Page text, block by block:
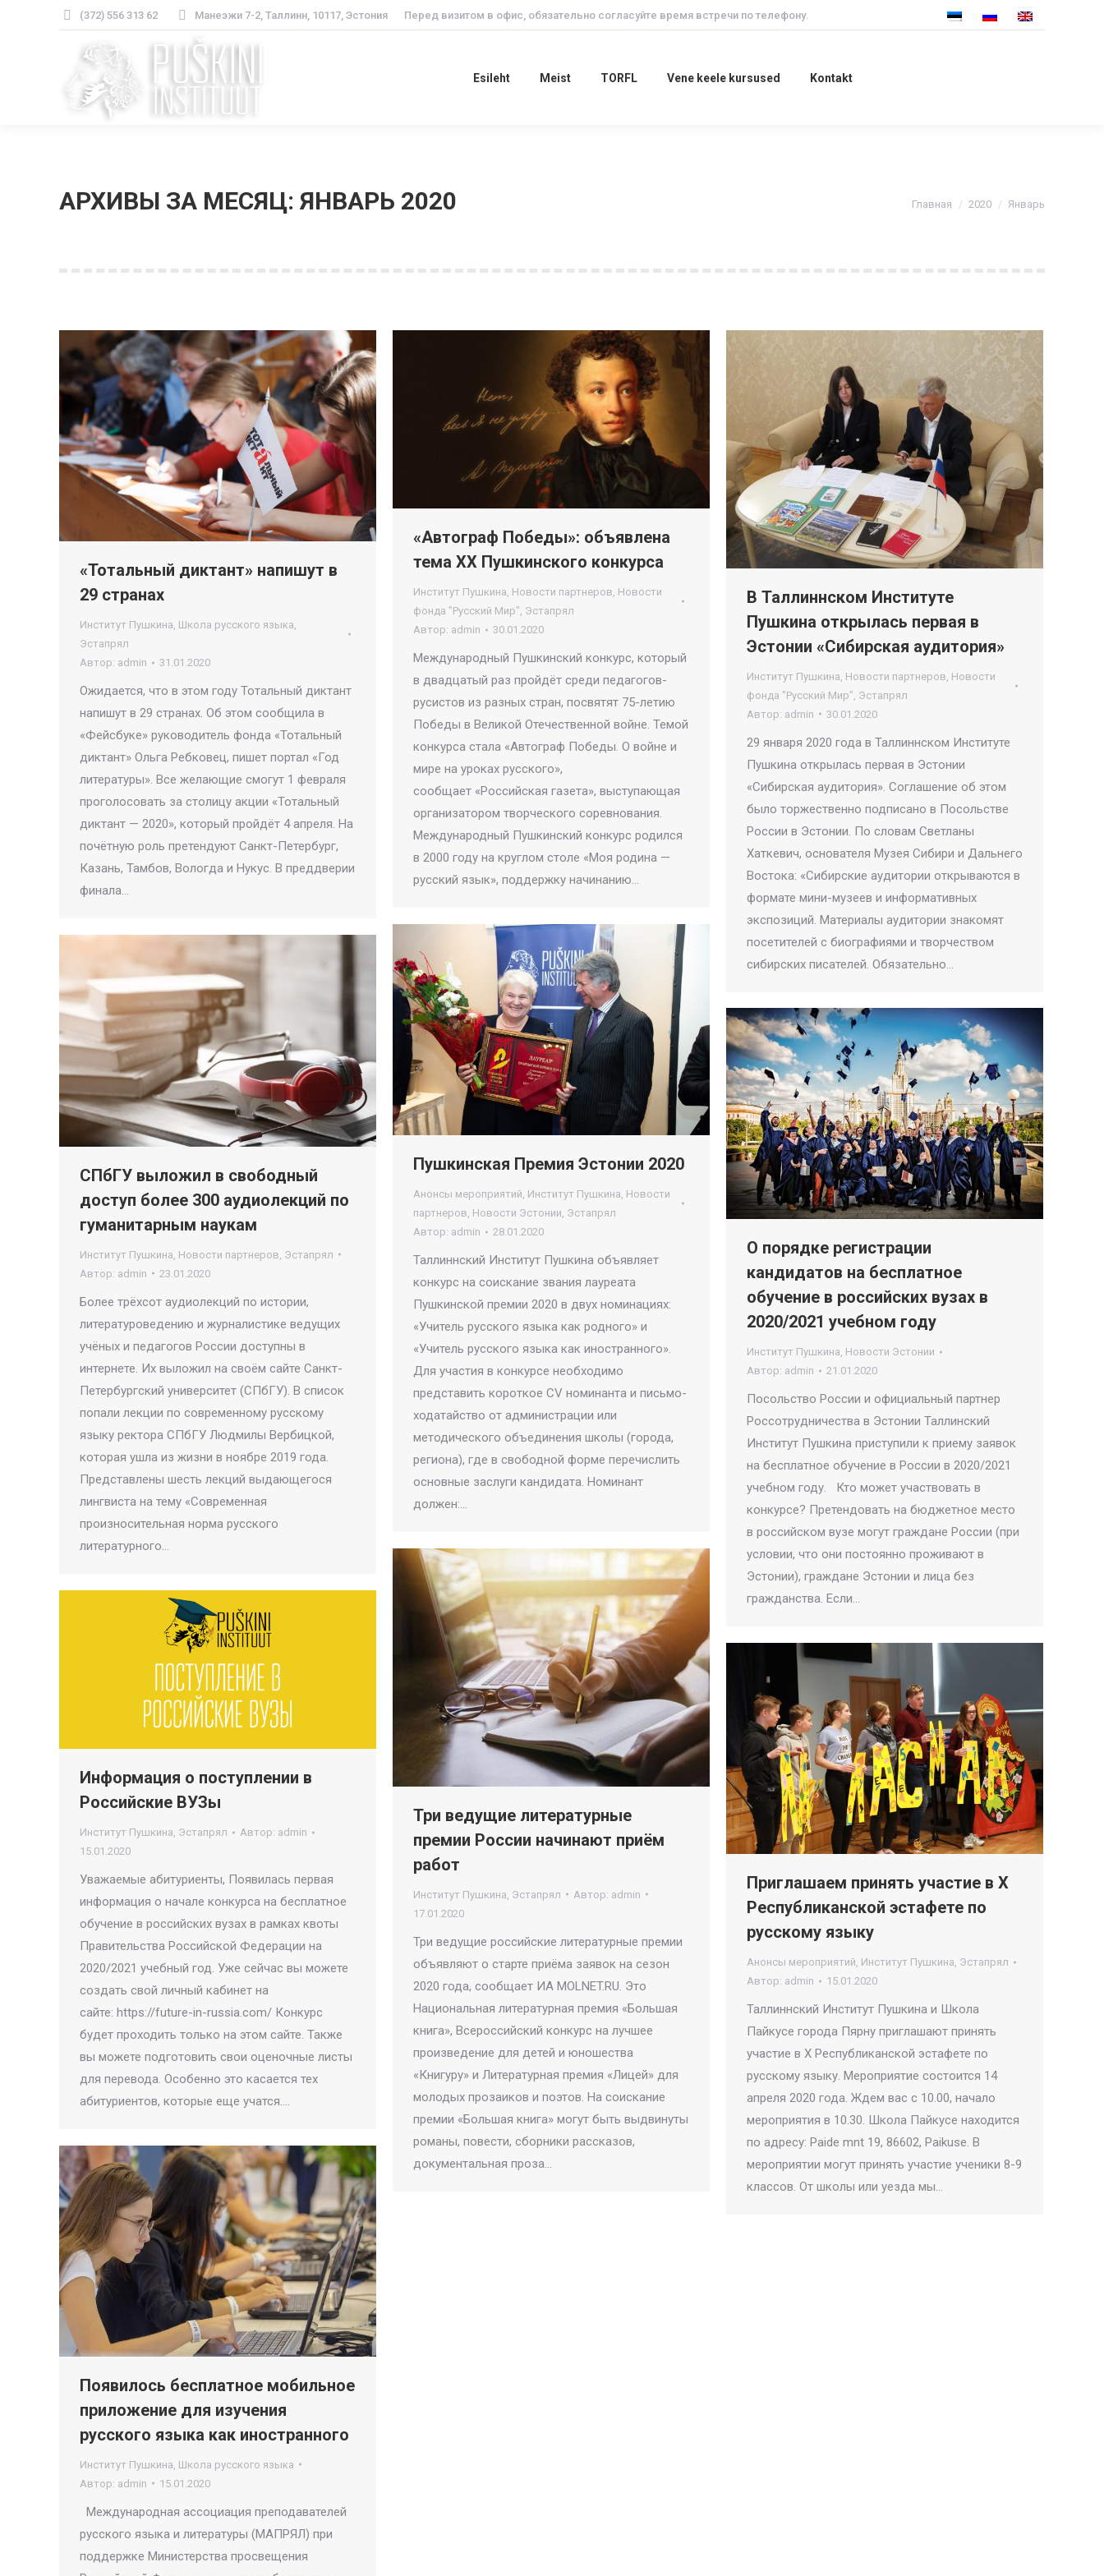
(372) 556 313 62 Манеэжи 7-2, Таллинн, 10117, Эстония Перед визитом в офис, обязательно согласуйте время встречи по телефону.
Esileht Meist TORFL Vene keele kursused Kontakt
АРХИВЫ ЗА МЕСЯЦ: ЯНВАРЬ 2020 Вы здесь:
Главная 2020 Январь
«Тотальный диктант» напишут в
29 странах
Институт Пушкина, Школа русского языка,
Эстапрял
Автор: admin 31.01.2020
Ожидается, что в этом году Тотальный диктант
напишут в 29 странах. Об этом сообщила в
«Фейсбуке» руководитель фонда «Тотальный
диктант» Ольга Ребковец, пишет портал «Год
литературы». Все желающие смогут 1 февраля
проголосовать за столицу акции «Тотальный
диктант — 2020», который пройдёт 4 апреля. На
почётную роль претендуют Санкт-Петербург,
Казань, Тамбов, Вологда и Нукус. В преддверии
финала…
«Автограф Победы»: объявлена
тема ХХ Пушкинского конкурса
Институт Пушкина, Новости партнеров, Новости
фонда "Русский Мир", Эстапрял
Автор: admin 30.01.2020
Международный Пушкинский конкурс, который
в двадцатый раз пройдёт среди педагогов-
русистов из разных стран, посвятят 75-летию
Победы в Великой Отечественной войне. Темой
конкурса стала «Автограф Победы. О войне и
мире на уроках русского»,
сообщает «Российская газета», выступающая
организатором творческого соревнования.
Международный Пушкинский конкурс родился
в 2000 году на круглом столе «Моя родина —
русский язык», поддержку начинанию…
В Таллиннском Институте
Пушкина открылась первая в
Эстонии «Сибирская аудитория»
Институт Пушкина Новости партнеров Новости
фонда "Русский Мир" Эстапрял
Автор: admin 30.01.2020
29 января 2020 года в Таллиннском Институте
Пушкина открылась первая в Эстонии
«Сибирская аудитория». Соглашение об этом
было торжественно подписано в Посольстве
России в Эстонии. По словам Светланы
Хаткевич, основателя Музея Сибири и Дальнего
Востока: «Сибирские аудитории открываются в
формате мини-музеев и информативных
экспозиций. Материалы аудитории знакомят
посетителей с биографиями и творчеством
сибирских писателей. Обязательно…
Пушкинская Премия Эстонии 2020
Анонсы мероприятий, Институт Пушкина, Новости
партнеров, Новости Эстонии, Эстапрял
Автор: admin 28.01.2020
Таллиннский Институт Пушкина объявляет
конкурс на соискание звания лауреата
Пушкинской премии 2020 в двух номинациях:
«Учитель русского языка как родного» и
«Учитель русского языка как иностранного».
Для участия в конкурсе необходимо
представить короткое CV номинанта и письмо-
ходатайство от администрации или
методического объединения школы (города,
региона), где в свободной форме перечислить
основные заслуги кандидата. Номинант
должен:…
СПбГУ выложил в свободный
доступ более 300 аудиолекций по
гуманитарным наукам
Институт Пушкина Новости партнеров Эстапрял
Автор: admin 23.01.2020
Более трёхсот аудиолекций по истории,
литературоведению и журналистике ведущих
учёных и педагогов России доступны в
интернете. Их выложил на своём сайте Санкт-
Петербургский университет (СПбГУ). В список
попали лекции по современному русскому
языку ректора СПбГУ Людмилы Вербицкой,
которая ушла из жизни в ноябре 2019 года.
Представлены шесть лекций выдающегося
лингвиста на тему «Современная
произносительная норма русского
литературного…
О порядке регистрации
кандидатов на бесплатное
обучение в российских вузах в
2020/2021 учебном году
Институт Пушкина, Новости Эстонии
Автор: admin 21.01.2020
Посольство России и официальный партнер
Россотрудничества в Эстонии Таллинский
Институт Пушкина приступили к приему заявок
на бесплатное обучение в России в 2020/2021
учебном году. Кто может участвовать в
конкурсе? Претендовать на бюджетное место
в российском вузе могут граждане России (при
условии, что они постоянно проживают в
Эстонии), граждане Эстонии и лица без
гражданства. Если…
Три ведущие литературные
премии России начинают приём
работ
Институт Пушкина Эстапрял Автор: admin
17.01.2020
Три ведущие российские литературные премии
объявляют о старте приёма заявок на сезон
2020 года, сообщает ИА MOLNET.RU. Это
Национальная литературная премия «Большая
книга», Всероссийский конкурс на лучшее
произведение для детей и юношества
«Книгуру» и Литературная премия «Лицей» для
молодых прозаиков и поэтов. На соискание
премии «Большая книга» могут быть выдвинуты
романы, повести, сборники рассказов,
документальная проза…
Информация о поступлении в
Российские ВУЗы
Институт Пушкина, Эстапрял Автор: admin
15.01.2020
Уважаемые абитуриенты, Появилась первая
информация о начале конкурса на бесплатное
обучение в российских вузах в рамках квоты
Правительства Российской Федерации на
2020/2021 учебный год. Уже сейчас вы можете
создать свой личный кабинет на
сайте: https://future-in-russia.com/ Конкурс
будет проходить только на этом сайте. Также
вы можете подготовить свои оценочные листы
для перевода. Особенно это касается тех
абитуриентов, которые еще учатся.…
Приглашаем принять участие в X
Республиканской эстафете по
русскому языку
Анонсы мероприятий, Институт Пушкина, Эстапрял
Автор: admin 15.01.2020
Таллиннский Институт Пушкина и Школа
Пайкусе города Пярну приглашают принять
участие в X Республиканской эстафете по
русскому языку. Мероприятие состоится 14
апреля 2020 года. Ждем вас с 10.00, начало
мероприятия в 10.30. Школа Пайкусе находится
по адресу: Paide mnt 19, 86602, Paikuse. В
мероприятии могут принять участие ученики 8-9
классов. От школы или уезда мы…
Появилось бесплатное мобильное
приложение для изучения
русского языка как иностранного
Институт Пушкина Школа русского языка
Автор: admin 15.01.2020
Международная ассоциация преподавателей
русского языка и литературы (МАПРЯЛ) при
поддержке Министерства просвещения